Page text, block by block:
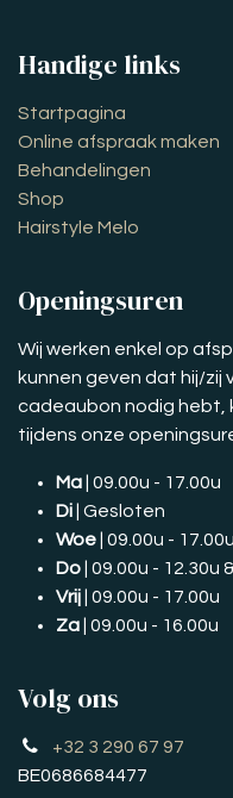
Handige links
Startpagina
Online afspraak maken
Behandelingen
Shop
Hairstyle Melo
Openingsuren
Wij werken enkel op
kunnen geven dat hij/zij
cadeaubon nodig hebt,
tijdens onze
Ma | 09.00u - 17.00u
Di | Gesloten
Woe | 09.00u - 17.00u
Do | 09.00u - 12.30u
Vrij | 09.00u - 17.00u
Za | 09.00u - 16.00u
Volg ons
+32 3 290 67 97
BE0686684477